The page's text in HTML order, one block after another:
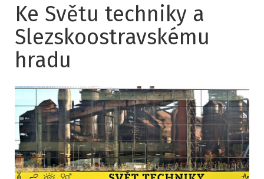
Ke Světu techniky a
Slezskoostravskému
hradu